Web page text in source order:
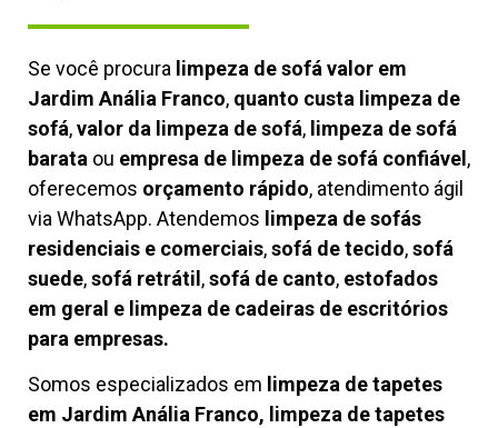
Se você procura limpeza de sofá valor em
Jardim Anália Franco, quanto custa limpeza de
sofá,valor da limpeza de sofá, limpeza de sofá
barata ou empresa de limpeza de sofá confiável,
oferecemos orçamento rápido, atendimento ágil
via WhatsApp. Atendemos limpeza desofás
residenciais e comerciais,sofá de tecido,sofá
suede,sofá retrátil,sofá de canto, estofados
em geral e limpeza de cadeiras de escritórios
para empresas.
Somos especializados em limpeza de tapetes
em Jardim Anália Franco, limpeza de tapetes